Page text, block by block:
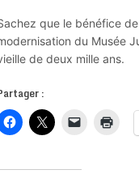
que le bénéfice
du Musée
de deux mille ans.
: